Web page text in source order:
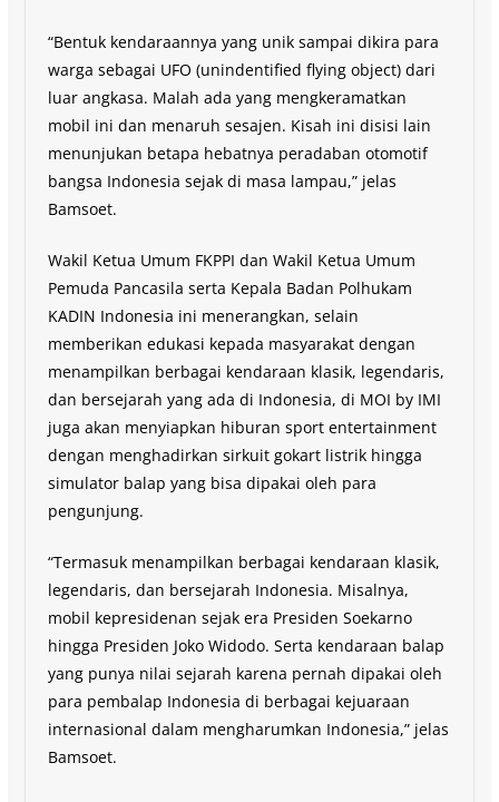
“Bentuk kendaraannya yang unik sampai dikira para
warga sebagai UFO (unindentified flying object) dari
luar angkasa. Malah ada yang mengkeramatkan
mobil ini dan menaruh sesajen. Kisah ini disisi lain
menunjukan betapa hebatnya peradaban otomotif
bangsa Indonesia sejak di masa lampau,” jelas
Bamsoet.
Wakil Ketua Umum FKPPI dan Wakil Ketua Umum
Pemuda Pancasila serta Kepala Badan Polhukam
KADIN Indonesia ini menerangkan, selain
memberikan edukasi kepada masyarakat dengan
menampilkan berbagai kendaraan klasik, legendaris,
dan bersejarah yang ada di Indonesia, di MOI by IMI
juga akan menyiapkan hiburan sport entertainment
dengan menghadirkan sirkuit gokart listrik hingga
simulator balap yang bisa dipakai oleh para
pengunjung.
“Termasuk menampilkan berbagai kendaraan klasik,
legendaris, dan bersejarah Indonesia. Misalnya,
mobil kepresidenan sejak era Presiden Soekarno
hingga Presiden Joko Widodo. Serta kendaraan balap
yang punya nilai sejarah karena pernah dipakai oleh
para pembalap Indonesia di berbagai kejuaraan
internasional dalam mengharumkan Indonesia,” jelas
Bamsoet.